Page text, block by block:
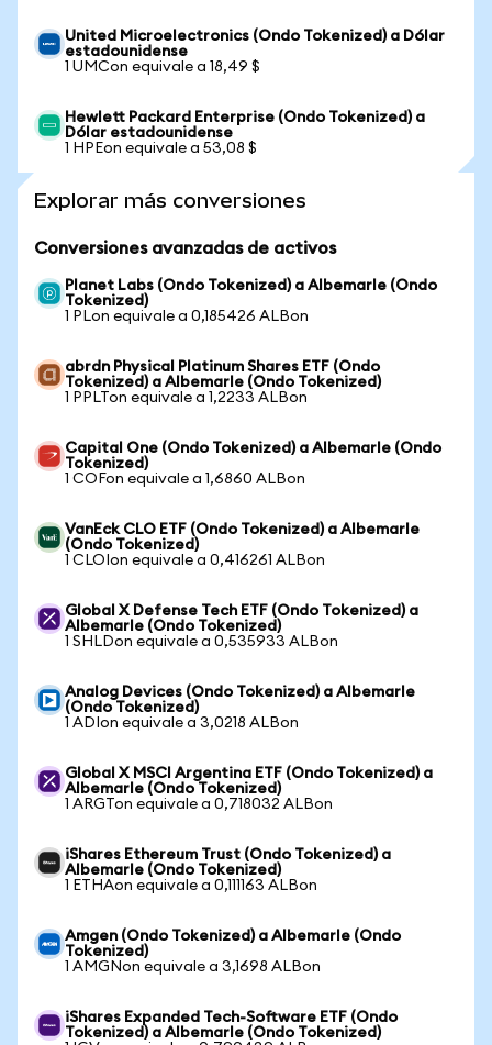
United Microelectronics (Ondo Tokenized) a Dólar
estadounidense
1 UMCon equivale a 18,49 $
Hewlett Packard Enterprise (Ondo Tokenized) a
Dólar estadounidense
1 HPEon equivale a 53,08 $
Explorar más conversiones
Conversiones avanzadas de activos
Planet Labs (Ondo Tokenized) a Albemarle (Ondo
Tokenized)
1 PLon equivale a 0,185426 ALBon
abrdn Physical Platinum Shares ETF (Ondo
Tokenized) a Albemarle (Ondo Tokenized)
1 PPLTon equivale a 1,2233 ALBon
Capital One (Ondo Tokenized) a Albemarle (Ondo
Tokenized)
1 COFon equivale a 1,6860 ALBon
VanEck CLO ETF (Ondo Tokenized) a Albemarle
(Ondo Tokenized)
1 CLOIon equivale a 0,416261 ALBon
Global X Defense Tech ETF (Ondo Tokenized) a
Albemarle (Ondo Tokenized)
1 SHLDon equivale a 0,535933 ALBon
Analog Devices (Ondo Tokenized) a Albemarle
(Ondo Tokenized)
1 ADIon equivale a 3,0218 ALBon
Global X MSCI Argentina ETF (Ondo Tokenized) a
Albemarle (Ondo Tokenized)
1 ARGTon equivale a 0,718032 ALBon
iShares Ethereum Trust (Ondo Tokenized) a
Albemarle (Ondo Tokenized)
1 ETHAon equivale a 0,111163 ALBon
Amgen (Ondo Tokenized) a Albemarle (Ondo
Tokenized)
1 AMGNon equivale a 3,1698 ALBon
iShares Expanded Tech-Software ETF (Ondo
Tokenized) a Albemarle (Ondo Tokenized)